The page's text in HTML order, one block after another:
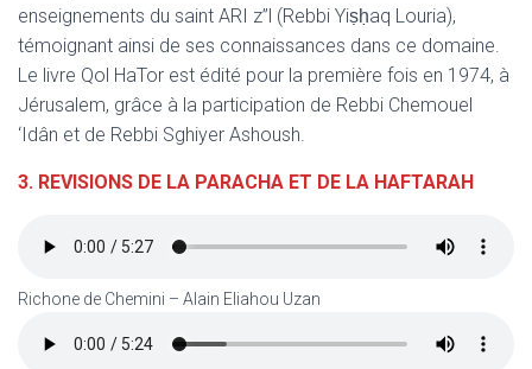
enseignements du saint ARI z”l (Rebbi Yiṣḥaq Louria),
témoignant ainsi de ses connaissances dans ce domaine.
Le livre Qol HaTor est édité pour la première fois en 1974, à
Jérusalem, grâce à la participation de Rebbi Chemouel
‘Idân et de Rebbi Sghiyer Ashoush.
3. REVISIONS DE LA PARACHA ET DE LA HAFTARAH
Richone de Chemini – Alain Eliahou Uzan